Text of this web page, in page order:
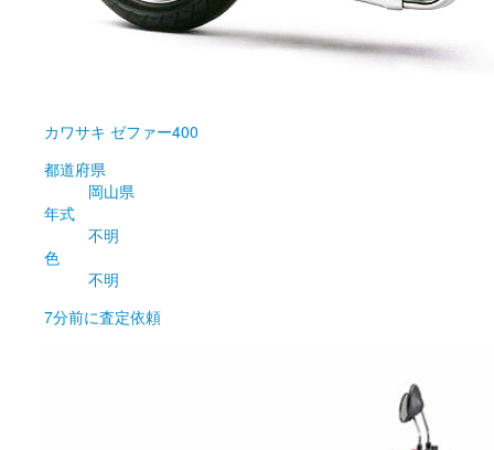
カワサキ ゼファー400
都道府県
岡山県
年式
不明
色
不明
7分前に査定依頼